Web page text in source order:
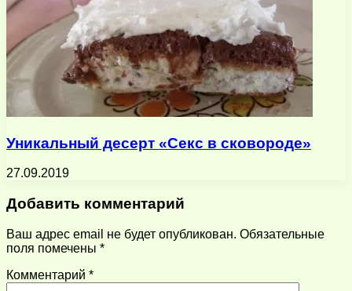
Уникальный десерт «Секс в сковороде»
27.09.2019
Добавить комментарий
Ваш адрес email не будет опубликован. Обязательные
поля помечены *
Комментарий *